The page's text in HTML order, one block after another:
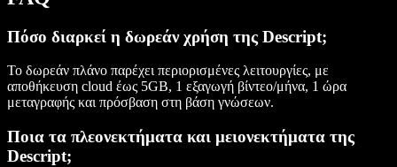
Πόσο διαρκεί η δωρεάν χρήση της Descript;
Το δωρεάν πλάνο παρέχει περιορισμένες λειτουργίες, με
αποθήκευση cloud έως 5GB, 1 εξαγωγή βίντεο/μήνα, 1 ώρα
μεταγραφής και πρόσβαση στη βάση γνώσεων.
Ποια τα πλεονεκτήματα και μειονεκτήματα της
Descript;